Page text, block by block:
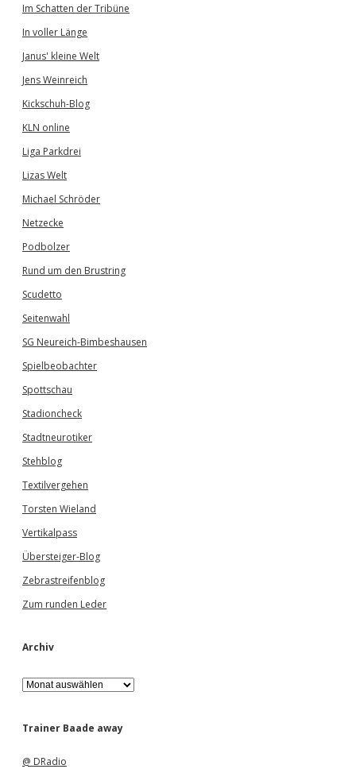
Im Schatten der Tribüne
In voller Länge
Janus' kleine Welt
Jens Weinreich
Kickschuh-Blog
KLN online
Liga Parkdrei
Lizas Welt
Michael Schröder
Netzecke
Podbolzer
Rund um den Brustring
Scudetto
Seitenwahl
SG Neureich-Bimbeshausen
Spielbeobachter
Spottschau
Stadioncheck
Stadtneurotiker
Stehblog
Textilvergehen
Torsten Wieland
Vertikalpass
Übersteiger-Blog
Zebrastreifenblog
Zum runden Leder
Archiv
A
r
h
Trainer Baade away
@ DRadio